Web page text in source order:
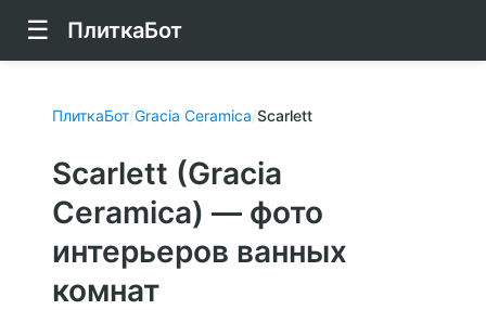
☰ ПлиткаБот
ПлиткаБот/Gracia Ceramica/Scarlett
Scarlett (Gracia
Ceramica) — фото
интерьеров ванных
комнат